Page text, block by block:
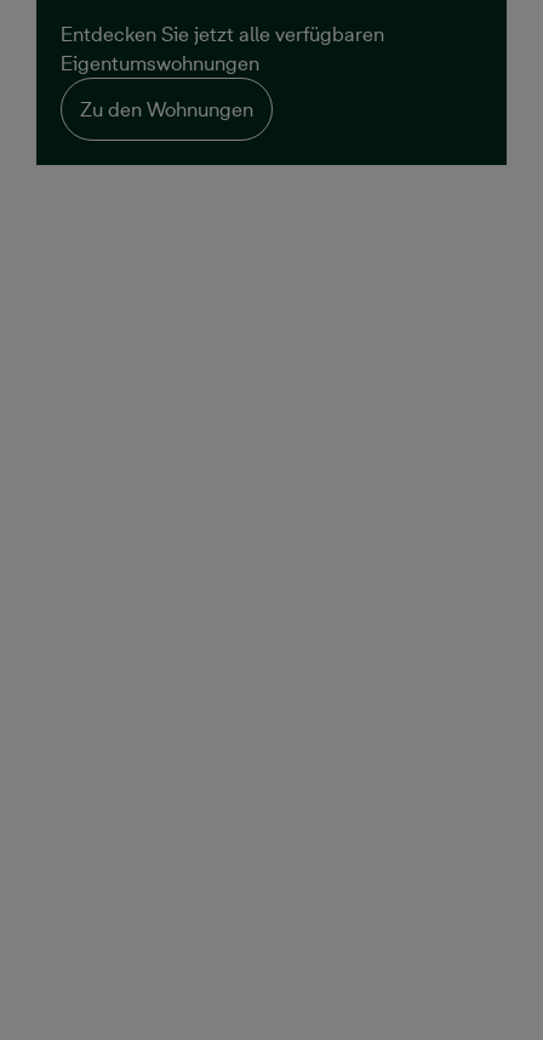
Entdecken Sie jetzt alle verfügbaren
Eigentumswohnungen
Zu den Wohnungen